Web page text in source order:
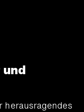
herausragendes